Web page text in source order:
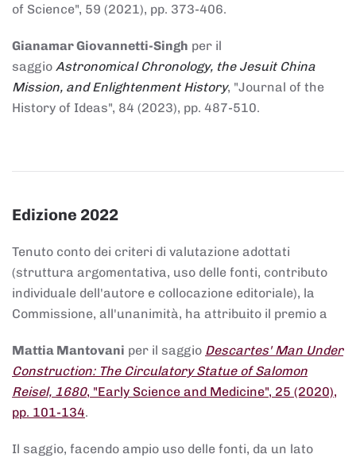
of Science", 59 (2021), pp. 373-406.
Gianamar Giovannetti-Singh per il
saggio Astronomical Chronology, the Jesuit China
Mission, and Enlightenment History, "Journal of the
History of Ideas", 84 (2023), pp. 487-510.
Edizione 2022
Tenuto conto dei criteri di valutazione adottati
(struttura argomentativa, uso delle fonti, contributo
individuale dell'autore e collocazione editoriale), la
Commissione, all'unanimità, ha attribuito il premio a
Mattia Mantovani per il saggio Descartes' Man Under
Construction: The Circulatory Statue of Salomon
Reisel, 1680, "Early Science and Medicine", 25 (2020),
pp. 101-134.
Il saggio, facendo ampio uso delle fonti, da un lato